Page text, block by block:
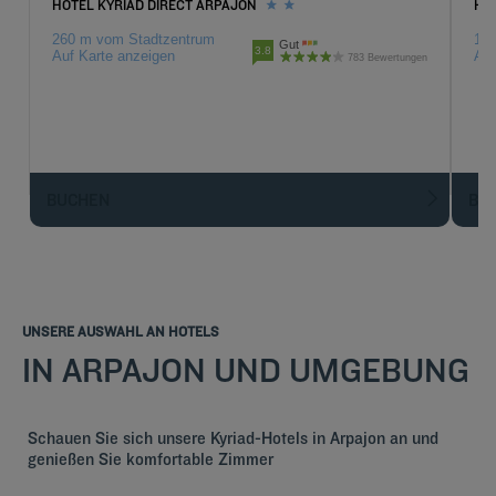
HOTEL KYRIAD DIRECT ARPAJON
260 m vom Stadtzentrum
Auf Karte anzeigen
3.8 Gut
783 Bewertungen
UNSERE AUSWAHL AN HOTELS
IN ARPAJON UND UMGEBUNG
Schauen Sie sich unsere Kyriad-Hotels in Arpajon an und
genießen Sie komfortable Zimmer